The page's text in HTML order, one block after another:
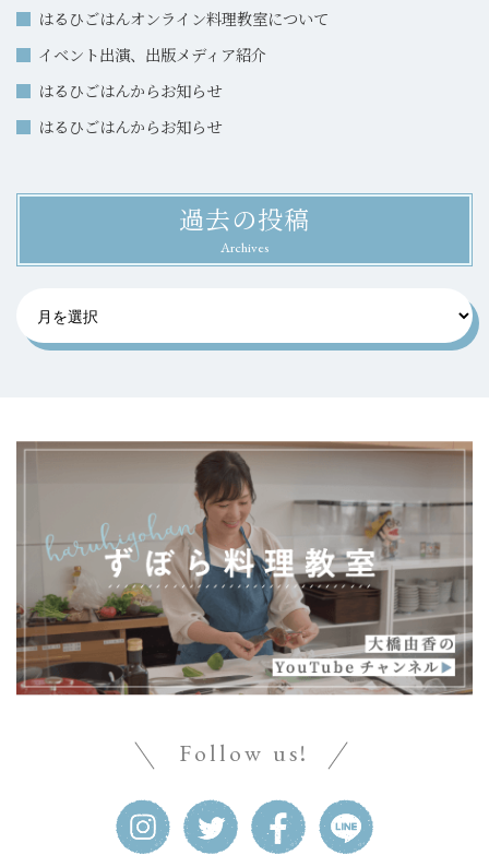
はるひごはんオンライン料理教室について
イベント出演、出版メディア紹介
はるひごはんからお知らせ
はるひごはんからお知らせ
過去の投稿
Archives
Follow us!